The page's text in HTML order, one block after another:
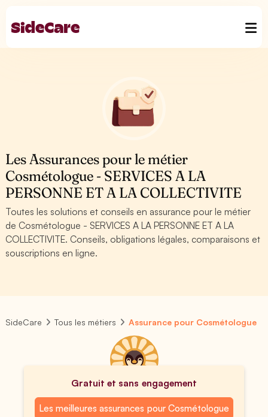
Les Assurances pour le métier
Cosmétologue - SERVICES A LA
PERSONNE ET A LA COLLECTIVITE
Toutes les solutions et conseils en assurance pour le métier
de Cosmétologue - SERVICES A LA PERSONNE ET A LA
COLLECTIVITE. Conseils, obligations légales, comparaisons et
souscriptions en ligne.
SideCare Tous les métiers Assurance pour Cosmétologue
Gratuit et sans engagement
Les meilleures assurances pour Cosmétologue